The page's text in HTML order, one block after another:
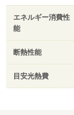
エネルギー消費性
能
断熱性能
目安光熱費